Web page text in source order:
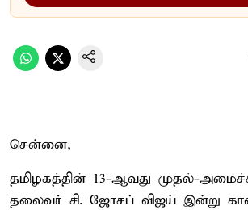
சென்னை,
தமிழகத்தின் 13-ஆவது முதல்-
தலைவர் சி. ஜோசப் விஜய் இன்று